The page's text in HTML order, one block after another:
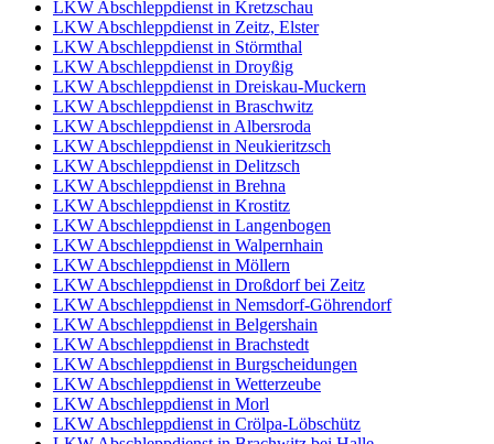
LKW Abschleppdienst in Kretzschau
LKW Abschleppdienst in Zeitz, Elster
LKW Abschleppdienst in Störmthal
LKW Abschleppdienst in Droyßig
LKW Abschleppdienst in Dreiskau-Muckern
LKW Abschleppdienst in Braschwitz
LKW Abschleppdienst in Albersroda
LKW Abschleppdienst in Neukieritzsch
LKW Abschleppdienst in Delitzsch
LKW Abschleppdienst in Brehna
LKW Abschleppdienst in Krostitz
LKW Abschleppdienst in Langenbogen
LKW Abschleppdienst in Walpernhain
LKW Abschleppdienst in Möllern
LKW Abschleppdienst in Droßdorf bei Zeitz
LKW Abschleppdienst in Nemsdorf-Göhrendorf
LKW Abschleppdienst in Belgershain
LKW Abschleppdienst in Brachstedt
LKW Abschleppdienst in Burgscheidungen
LKW Abschleppdienst in Wetterzeube
LKW Abschleppdienst in Morl
LKW Abschleppdienst in Crölpa-Löbschütz